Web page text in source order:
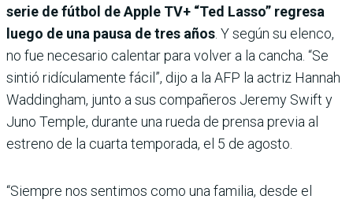
serie de fútbol de Apple TV+ “Ted Lasso” regresa
luego de una pausa de tres años . Y según su elenco,
no fue necesario calentar para volver a la cancha. “Se
sintió ridículamente fácil”, dijo a la AFP la actriz Hannah
Waddingham, junto a sus compañeros Jeremy Swift y
Juno Temple, durante una rueda de prensa previa al
estreno de la cuarta temporada, el 5 de agosto.
“Siempre nos sentimos como una familia, desde el